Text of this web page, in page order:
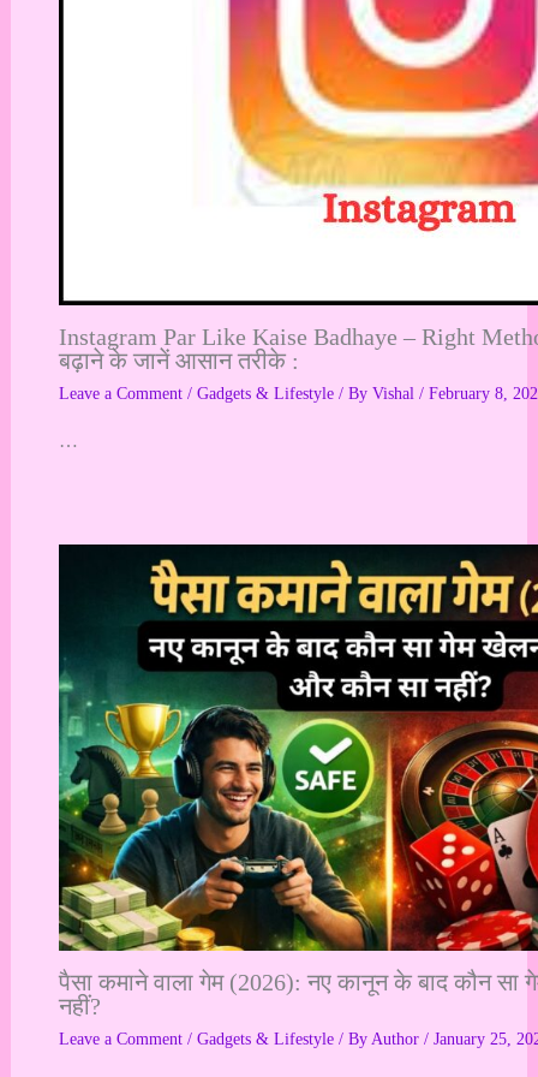
Instagram Par Like Kaise Badhaye – Right
बढ़ाने के जानें आसान तरीके :
Leave a Comment / Gadgets & Lifestyle/ By Vishal / February 8,
…
पैसा कमाने वाला गेम (2026): नए कानून के बाद कौन सा
नहीं?
Leave a Comment / Gadgets & Lifestyle/ By Author / January 25,